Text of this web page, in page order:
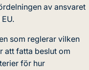
av ansvaret
som reglerar vilken
att fatta beslut om
för hur